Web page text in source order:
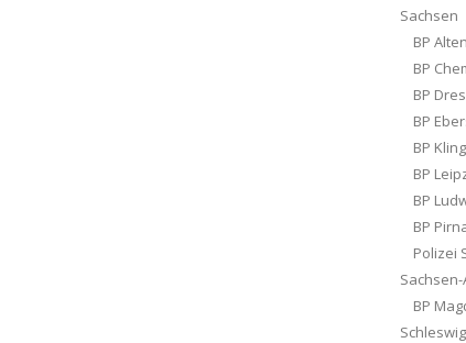
Sachsen
BP
BP
BP
BP
BP
BP
BP
BP
Polizei
BP